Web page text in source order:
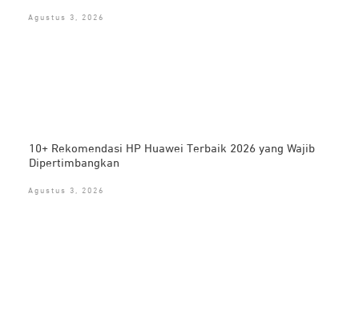
Agustus 3, 2026
10+ Rekomendasi HP Huawei Terbaik 2026 yang Wajib
Dipertimbangkan
Agustus 3, 2026